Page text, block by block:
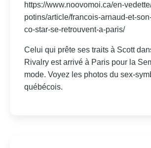
https://www.noovomoi.ca/en-
potins/article/francois-arnaud-et-
co-star-se-retrouvent-a-paris/
Celui qui prête ses traits à Scott
Rivalry est arrivé à Paris pour la
mode. Voyez les photos du sex-
québécois.